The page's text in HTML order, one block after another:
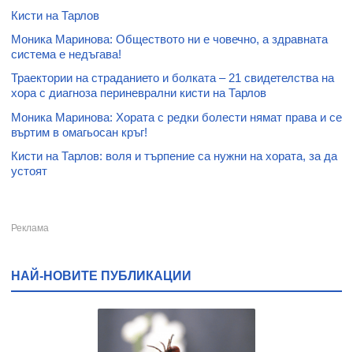
Кисти на Тарлов
Моника Маринова: Обществото ни е човечно, а здравната
система е недъгава!
Траектории на страданието и болката – 21 свидетелства на
хора с диагноза периневрални кисти на Тарлов
Моника Маринова: Хората с редки болести нямат права и се
въртим в омагьосан кръг!
Кисти на Тарлов: воля и търпение са нужни на хората, за да
устоят
НАЙ-НОВИТЕ ПУБЛИКАЦИИ